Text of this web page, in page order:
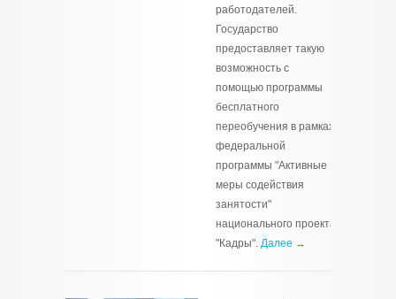
работодателей.
Государство
предоставляет такую
возможность с
помощью программы
бесплатного
переобучения в рамках
федеральной
программы "Активные
меры содействия
занятости"
национального проекта
"Кадры". Далее →